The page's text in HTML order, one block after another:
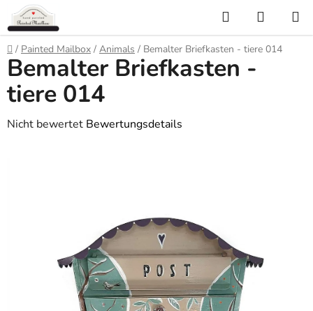
Zum
Inhalt
springen
Suchen
Startseite
/ Painted Mailbox / Animals / Bemalter Briefkasten - tiere 014
Bemalter Briefkasten -
tiere 014
Die
Nicht bewertet Bewertungsdetails